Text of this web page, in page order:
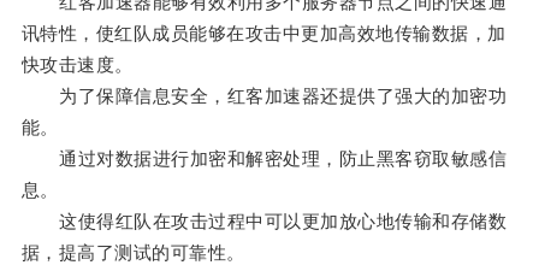
讯特性，使红队成员能够在攻击中更加高效地传输数据，加
快攻击速度。
为了保障信息安全，红客加速器还提供了强大的加密功
能。
通过对数据进行加密和解密处理，防止黑客窃取敏感信
息。
这使得红队在攻击过程中可以更加放心地传输和存储数
据，提高了测试的可靠性。